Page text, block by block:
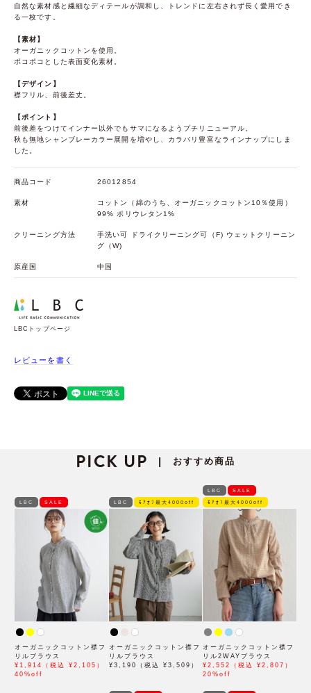
自然な素材感と繊細なディテールが調和し、トレンドに左右されず長く愛用でき
る一枚です。
【素材】
オーガニックコットンを使用。
ポコポコとした表面変化素材。
【デザイン】
襟フリル、前後差丈。
【ポイント】
前後差をつけてインナー以外でもサマになるようプチリニューアル。
秋も無地シャンブレーカラー展開を増やし、カラバリ豊富なラインナップにしま
した。
商品コード 26012854
素材
コットン（綿のうち、オーガニックコットン10％使用）
99% ポリウレタン1%
クリーニング方法
手洗い可 ドライクリーニング可（F) ウェットクリーニン
グ（W)
原産国 中国
LBCトップページ
レビューを書く
PICK UP | おすすめ商品
LBC SALE
オーガニックコットン襟フ
リルブラウス
¥1,914（税込 ¥2,105）
40%off
LBC ﾓｱｵﾌ最大4000off
オーガニックコットン襟フ
リルブラウス
¥3,190（税込 ¥3,509）
LBC SALE
ﾓｱｵﾌ最大4000off
オーガニックコットン襟フ
リル2WAYブラウス
¥2,552（税込 ¥2,807）
20%off